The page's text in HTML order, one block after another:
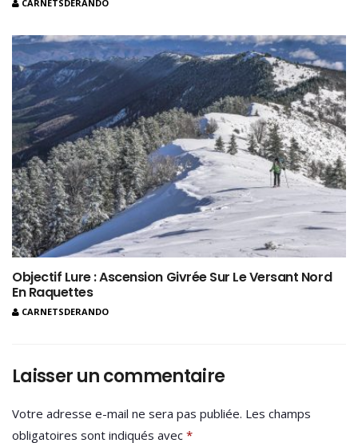
CARNETSDERANDO
Objectif Lure : Ascension Givrée Sur Le Versant Nord
En Raquettes
CARNETSDERANDO
Laisser un commentaire
Votre adresse e-mail ne sera pas publiée. Les champs
obligatoires sont indiqués avec *